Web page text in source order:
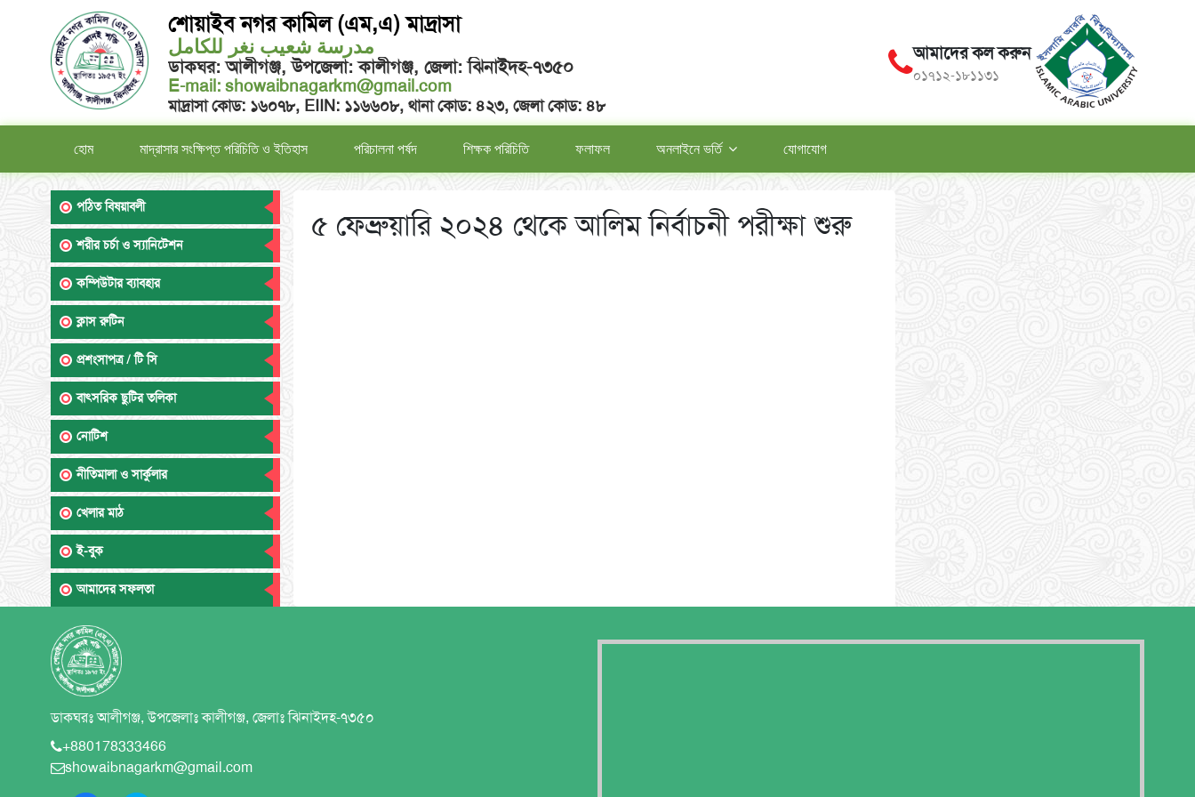
শোয়াইব নগর কামিল (এম,এ) মাদ্রাসা
مدرسة شعيب نغر للكامل
ডাকঘর: আলীগঞ্জ, উপজেলা: কালীগঞ্জ, জেলা: ঝিনাইদহ-৭৩৫০
E-mail: showaibnagarkm@gmail.com
মাদ্রাসা কোড: ১৬০৭৮, EIIN: ১১৬৬০৮, থানা কোড: ৪২৩, জেলা কোড: ৪৮
আমাদের কল করুন
০১৭১২-১৮১১৩১
হোম মাদ্রাসার সংক্ষিপ্ত পরিচিতি ও ইতিহাস পরিচালনা পর্ষদ শিক্ষক পরিচিতি ফলাফল অনলাইনে ভর্তি যোগাযোগ
পঠিত বিষয়াবলী
শরীর চর্চা ও স্যানিটেশন
কম্পিউটার ব্যাবহার
ক্লাস রুটিন
প্রশংসাপত্র / টি সি
বাৎসরিক ছুটির তলিকা
নোটিশ
নীতিমালা ও সার্কুলার
খেলার মাঠ
ই-বুক
আমাদের সফলতা
৫ ফেব্রুয়ারি ২০২৪ থেকে আলিম নির্বাচনী পরীক্ষা শুরু
ডাকঘরঃ আলীগঞ্জ, উপজেলাঃ কালীগঞ্জ, জেলাঃ ঝিনাইদহ-৭৩৫০
+880178333466
showaibnagarkm@gmail.com